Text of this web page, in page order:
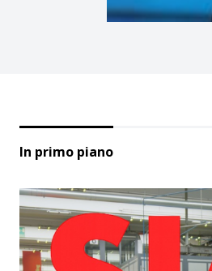
In primo piano